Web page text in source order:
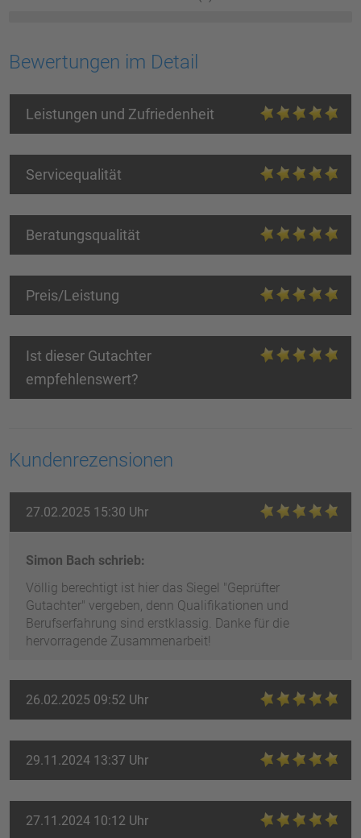
Bewertungen im Detail
Leistungen und Zufriedenheit
Servicequalität
Beratungsqualität
Preis/Leistung
Ist dieser Gutachter
empfehlenswert?
Kundenrezensionen
27.02.2025 15:30 Uhr
Simon Bach schrieb:
Völlig berechtigt ist hier das Siegel "Geprüfter
Gutachter" vergeben, denn Qualifikationen und
Berufserfahrung sind erstklassig. Danke für die
hervorragende Zusammenarbeit!
26.02.2025 09:52 Uhr
29.11.2024 13:37 Uhr
27.11.2024 10:12 Uhr